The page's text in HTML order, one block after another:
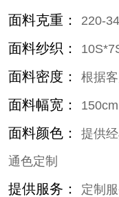
面料克重： 220-
面料纱织：
面料密度： 根据
面料幅宽： 150cm
面料颜色：
提供
通色定制
提供服务： 定制